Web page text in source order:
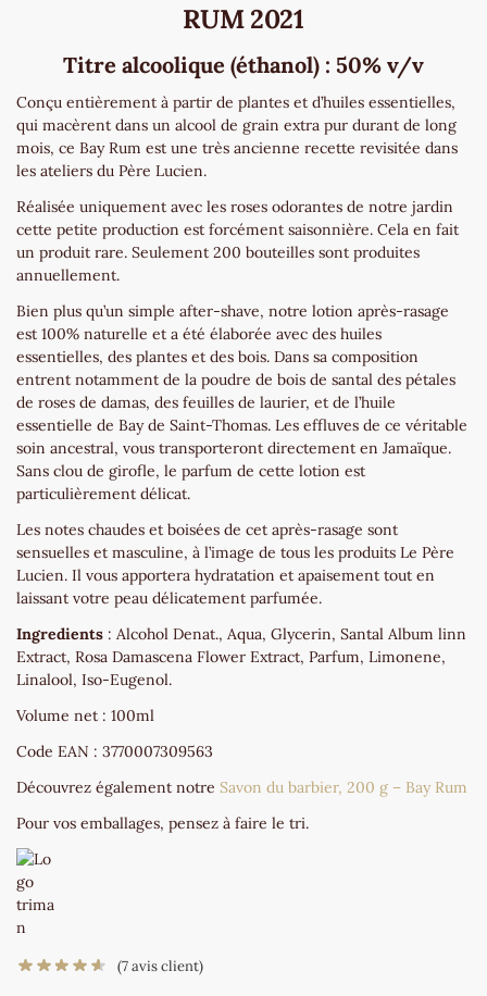
RUM 2021
Titre alcoolique (éthanol) : 50% v/v
Conçu entièrement à partir de plantes et d’huiles essentielles,
qui macèrent dans un alcool de grain extra pur durant de long
mois, ce Bay Rum est une très ancienne recette revisitée dans
les ateliers du Père Lucien.
Réalisée uniquement avec les roses odorantes de notre jardin
cette petite production est forcément saisonnière. Cela en fait
un produit rare. Seulement 200 bouteilles sont produites
annuellement.
Bien plus qu’un simple after-shave, notre lotion après-rasage
est 100% naturelle et a été élaborée avec des huiles
essentielles, des plantes et des bois. Dans sa composition
entrent notamment de la poudre de bois de santal des pétales
de roses de damas, des feuilles de laurier, et de l’huile
essentielle de Bay de Saint-Thomas. Les effluves de ce véritable
soin ancestral, vous transporteront directement en Jamaïque.
Sans clou de girofle, le parfum de cette lotion est
particulièrement délicat.
Les notes chaudes et boisées de cet après-rasage sont
sensuelles et masculine, à l’image de tous les produits Le Père
Lucien. Il vous apportera hydratation et apaisement tout en
laissant votre peau délicatement parfumée.
Ingredients : Alcohol Denat., Aqua, Glycerin, Santal Album linn
Extract, Rosa Damascena Flower Extract, Parfum, Limonene,
Linalool, Iso-Eugenol.
Volume net : 100ml
Code EAN : 3770007309563
Découvrez également notre Savon du barbier, 200 g – Bay Rum
Pour vos emballages, pensez à faire le tri.
(7avis client)